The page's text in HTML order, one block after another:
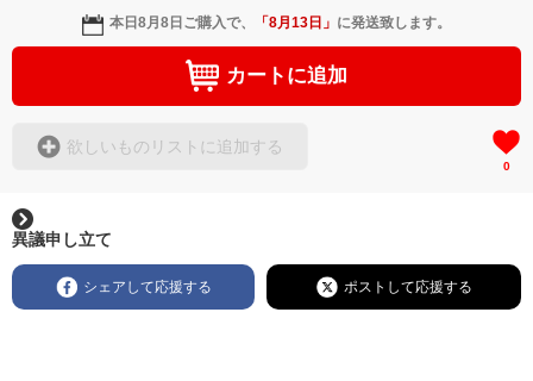
本日8月8日 ご購入で、 「8月13日 」 に発送致します。
カートに追加
欲しいものリストに追加する
0
異議申し立て
シェアして応援する ポストして応援する